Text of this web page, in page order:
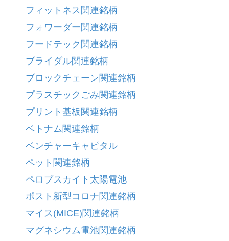
フィットネス関連銘柄
フォワーダー関連銘柄
フードテック関連銘柄
ブライダル関連銘柄
ブロックチェーン関連銘柄
プラスチックごみ関連銘柄
プリント基板関連銘柄
ベトナム関連銘柄
ベンチャーキャピタル
ペット関連銘柄
ペロブスカイト太陽電池
ポスト新型コロナ関連銘柄
マイス(MICE)関連銘柄
マグネシウム電池関連銘柄